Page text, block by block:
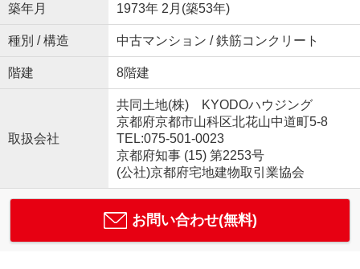
築年月 1973年 2月(築53年)
種別 / 構造 中古マンション / 鉄筋コンクリート
階建 8階建
取扱会社
共同土地(株) KYODOハウジング
京都府京都市山科区北花山中道町5-8
TEL:075-501-0023
京都府知事 (15) 第2253号
(公社)京都府宅地建物取引業協会
お問い合わせ(無料)